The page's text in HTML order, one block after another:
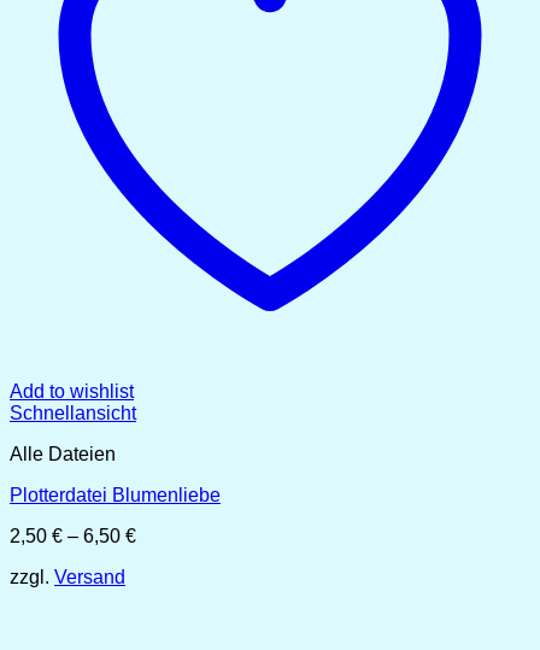
Add to wishlist
Schnellansicht
Alle Dateien
Plotterdatei Blumenliebe
2,50 € – 6,50 €Preisspanne:
zzgl. Versand